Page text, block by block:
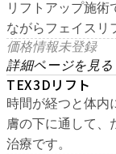
リフトアップ施術
ながらフェイスリ
価格情報未登録
詳細ページを見
TEX3Dリフト
時間が経つと体内
膚の下に通して、
治療です。